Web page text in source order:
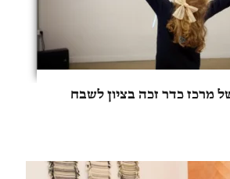
מרכז כדר זכה בציון לשבח